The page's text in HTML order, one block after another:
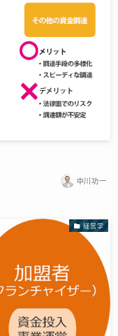
中川功一
経営学